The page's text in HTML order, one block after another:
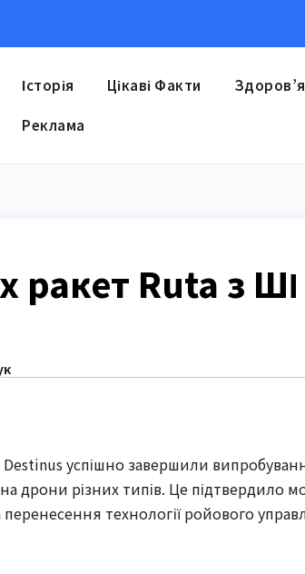
Історія Цікаві Факти
Реклама
ракет Ruta з
успішно завершили
дрони різних типів. Це підтвердило
технології ройового